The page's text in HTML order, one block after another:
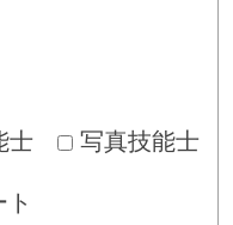
士 写真技能士